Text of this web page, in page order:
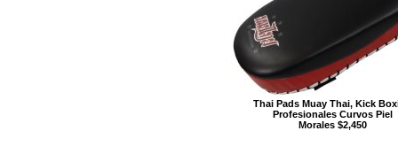
Thai Pads Muay Thai, Kick
Profesionales Curvos Piel
Morales $2,450